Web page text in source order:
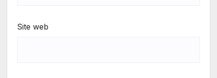
Site web